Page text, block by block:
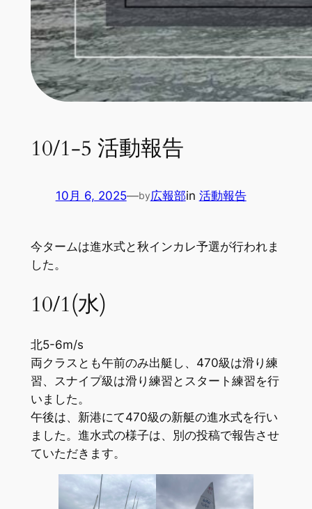
10/1-5 活動報告
10月 6, 2025—by広報部in 活動報告
今タームは進水式と秋インカレ予選が行われま
した。
10/1(水)
北5-6m/s
両クラスとも午前のみ出艇し、470級は滑り練
習、スナイプ級は滑り練習とスタート練習を行
いました。
午後は、新港にて470級の新艇の進水式を行い
ました。進水式の様子は、別の投稿で報告させ
ていただきます。